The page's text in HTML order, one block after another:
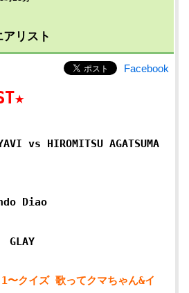
リスト
Facebook
vs HIROMITSU AGATSUMA
Diao
〜クイズ 歌ってクマちゃん&イ